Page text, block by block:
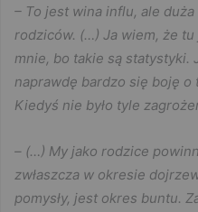
– To jest wina influ, ale
rodziców. (…) Ja wiem, że
mnie, bo takie są statystyki.
naprawdę bardzo się boję o
Kiedyś nie było tyle
– (…) My jako rodzice
zwłaszcza w okresie
pomysły, jest okres buntu.